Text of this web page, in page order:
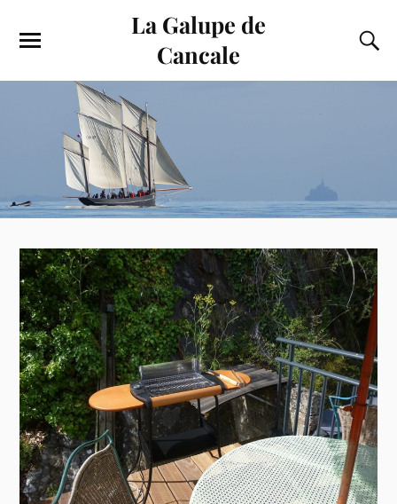
La Galupe de
Cancale